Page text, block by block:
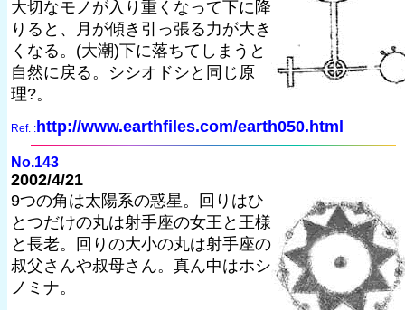
大切なモノが入り重くなって下に降
りると、月が傾き引っ張る力が大き
くなる。(大潮)下に落ちてしまうと
自然に戻る。シシオドシと同じ原
理?。
Ref. : http://www.earthfiles.com/earth050.html
No.143
2002/4/21
9つの角は太陽系の惑星。回りはひ
とつだけの丸は射手座の女王と王様
と長老。回りの大小の丸は射手座の
叔父さんや叔母さん。真ん中はホシ
ノミナ。